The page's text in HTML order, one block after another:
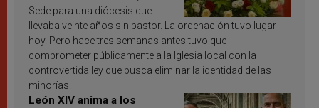
Sede para una diócesis que
llevaba veinte años sin pastor. La ordenación tuvo lugar
hoy. Pero hace tres semanas antes tuvo que
comprometer públicamente a la Iglesia local con la
controvertida ley que busca eliminar la identidad de las
minorías.
León XIV anima a los